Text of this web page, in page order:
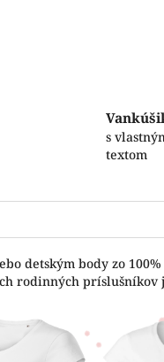
s
textom
detským body zo
rodinných